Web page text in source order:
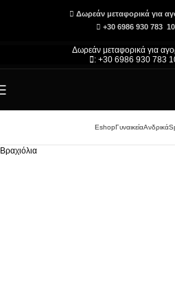
Δωρεάν μεταφορικά για
+30 6986 930 783
Δωρεάν μεταφορικά για
: +30 6986 930 783
EshopΓυναικείαΑνδρικά
Βραχιόλια